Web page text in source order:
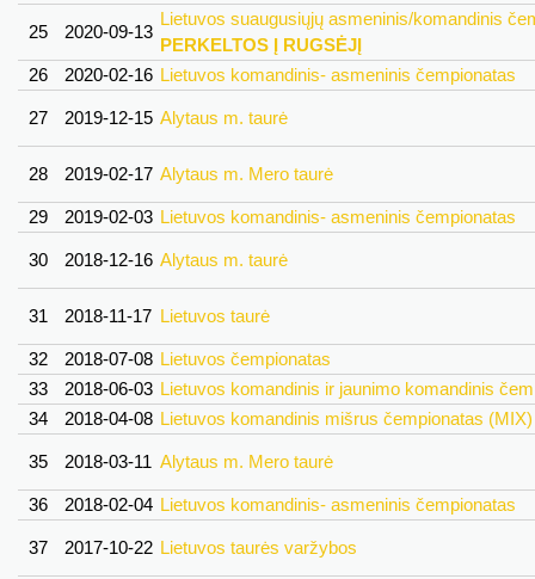
25 2020-09-13
Lietuvos suaugusiųjų asmeninis/komandinis
PERKELTOS Į RUGSĖJĮ
26
2020-02-16 Lietuvos komandinis- asmeninis čempionatas
27 2019-12-15 Alytaus m. taurė
28 2019-02-17 Alytaus m. Mero taurė
29 2019-02-03 Lietuvos komandinis- asmeninis čempionatas
30 2018-12-16 Alytaus m. taurė
31 2018-11-17 Lietuvos taurė
32 2018-07-08 Lietuvos čempionatas
33
2018-06-03 Lietuvos komandinis ir jaunimo komandinis
34
2018-04-08 Lietuvos komandinis mišrus čempionatas (MIX)
35 2018-03-11 Alytaus m. Mero taurė
36 2018-02-04 Lietuvos komandinis- asmeninis čempionatas
37 2017-10-22 Lietuvos taurės varžybos